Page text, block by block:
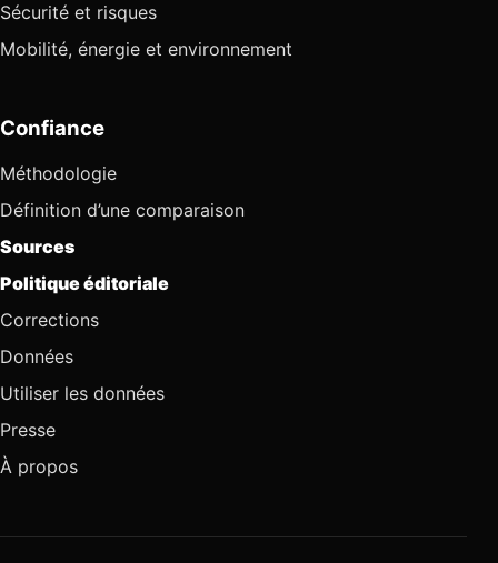
Sécurité et risques
Mobilité, énergie et environnement
Confiance
Méthodologie
Définition d’une comparaison
Sources
Politique éditoriale
Corrections
Données
Utiliser les données
Presse
À propos